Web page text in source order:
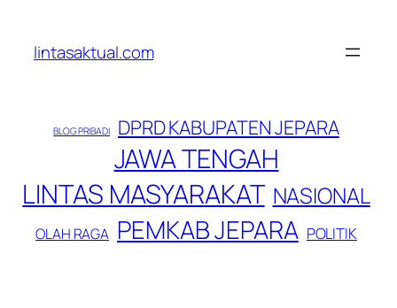
konten
lintasaktual.com
BLOG PRIBADI DPRD KABUPATEN JEPARA
JAWA TENGAH
LINTAS MASYARAKAT NASIONAL
OLAH RAGA PEMKAB JEPARA POLITIK